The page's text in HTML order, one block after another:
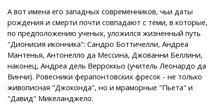
А вот имена его западных современников, чьи даты
рождения и смерти почти совпадают с теми, в которые,
по предположению ученых, уложился жизненный путь
"Дионисия иконника": Сандро Боттичелли, Андреа
Мантенья, Антонелло да Мессина, Джованни Беллини,
наконец, Андреа дель Верроккьо (учитель Леонардо да
Винчи). Ровесники ферапонтовских фресок - не только
живописная "Джоконда", но и мраморные "Пьета" и
"Давид" Микеланджело.